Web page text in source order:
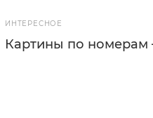
ИНТЕРЕСНОЕ
Картины по номерам